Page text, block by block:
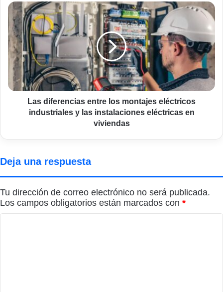
Las
diferencias
entre
los
montajes
eléctricos
industriales
las
instalaciones
eléctricas
Las diferencias entre los montajes eléctricos
industriales y las instalaciones eléctricas en
viviendas
Deja una respuesta
Tu dirección de correo electrónico no será publicada.
Los campos obligatorios están marcados con *